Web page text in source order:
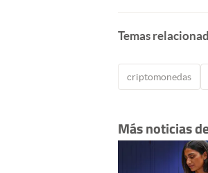
Temas
criptomonedas
Más noticias